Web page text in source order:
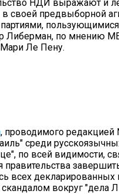
НДИ выражают и
своей предвыборной
Либерман, по мнению
Ле Пену.
, проводимого редакцией
среди
по всей видимости,
всех декларированных
вокруг "дела